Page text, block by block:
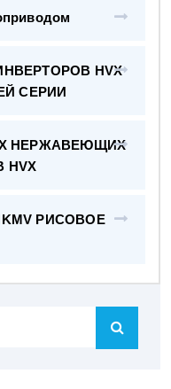
HVX
СЕРИИ
НЕРЖАВЕЮЩИХ
HVX
РИСОВОЕ